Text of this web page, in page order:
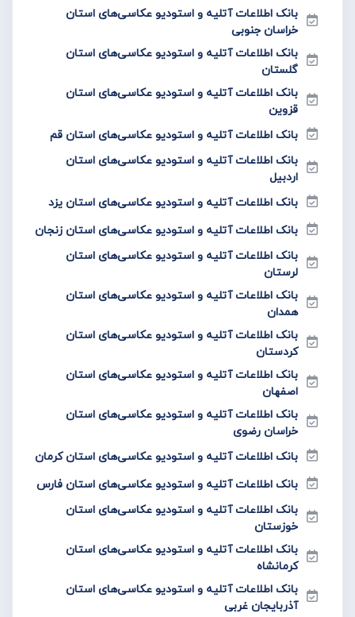
بانک اطلاعات آتلیه و استودیو عکاسی‌های استان
خراسان جنوبی
بانک اطلاعات آتلیه و استودیو عکاسی‌های استان
گلستان
بانک اطلاعات آتلیه و استودیو عکاسی‌های استان
قزوین
بانک اطلاعات آتلیه و استودیو عکاسی‌های استان قم
بانک اطلاعات آتلیه و استودیو عکاسی‌های استان
اردبیل
بانک اطلاعات آتلیه و استودیو عکاسی‌های استان یزد
بانک اطلاعات آتلیه و استودیو عکاسی‌های استان زنجان
بانک اطلاعات آتلیه و استودیو عکاسی‌های استان
لرستان
بانک اطلاعات آتلیه و استودیو عکاسی‌های استان
همدان
بانک اطلاعات آتلیه و استودیو عکاسی‌های استان
کردستان
بانک اطلاعات آتلیه و استودیو عکاسی‌های استان
اصفهان
بانک اطلاعات آتلیه و استودیو عکاسی‌های استان
خراسان رضوی
بانک اطلاعات آتلیه و استودیو عکاسی‌های استان کرمان
بانک اطلاعات آتلیه و استودیو عکاسی‌های استان فارس
بانک اطلاعات آتلیه و استودیو عکاسی‌های استان
خوزستان
بانک اطلاعات آتلیه و استودیو عکاسی‌های استان
کرمانشاه
بانک اطلاعات آتلیه و استودیو عکاسی‌های استان
آذربایجان غربی